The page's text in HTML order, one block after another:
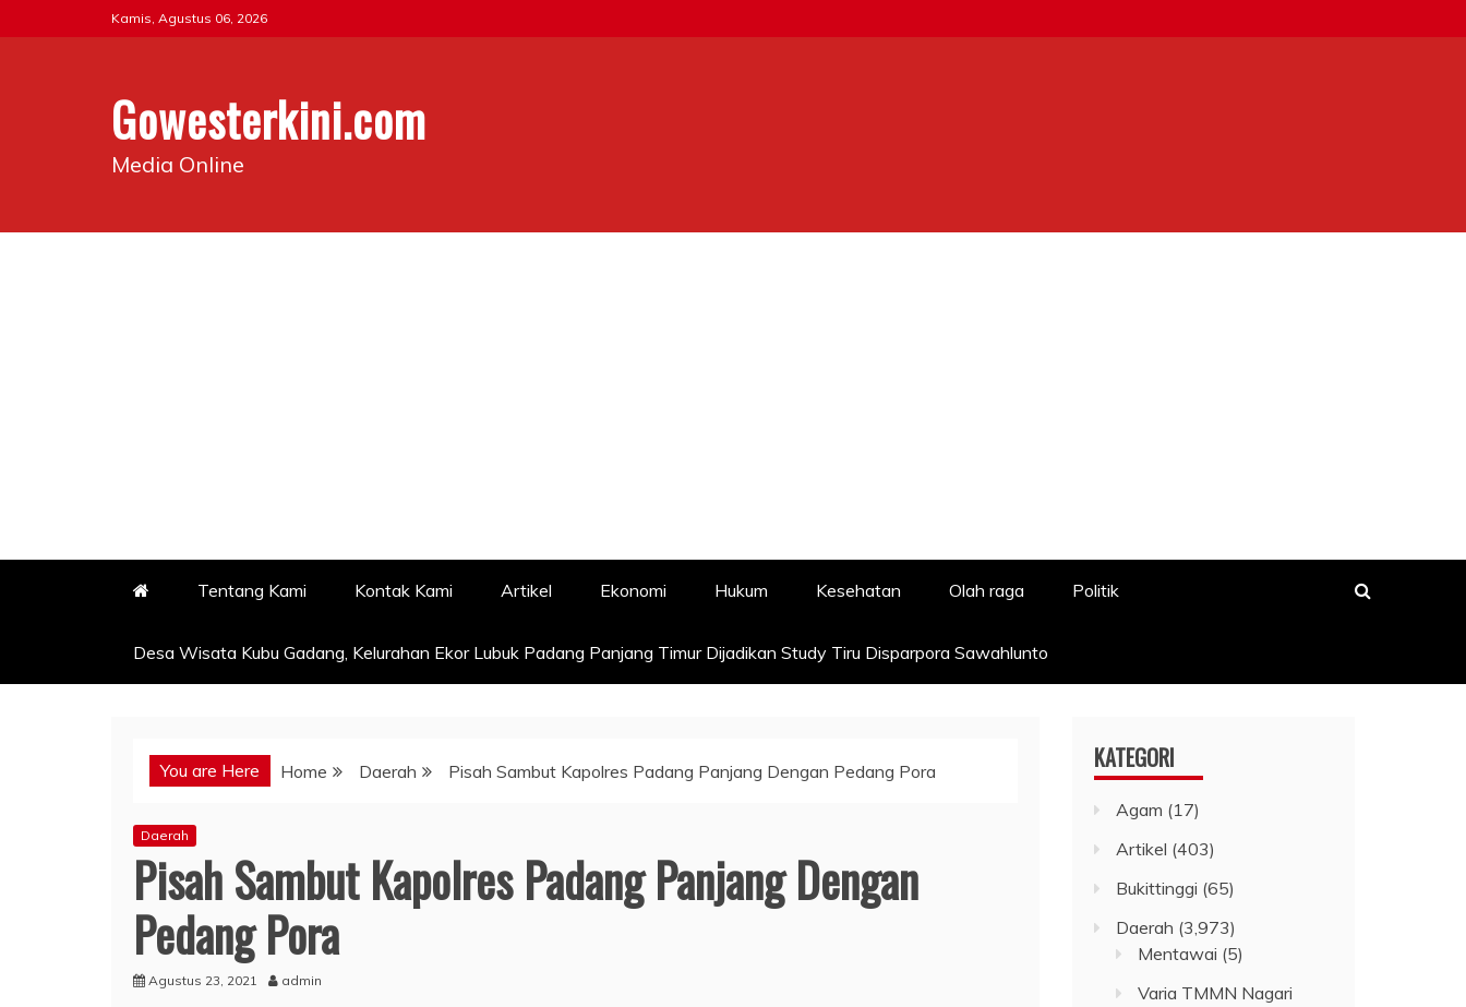
to
Kamis, Agustus 06, 2026
Gowesterkini.com
Media Online
Tentang Kami Kontak Kami Artikel Ekonomi Hukum Kesehatan Olah raga Politik
Desa Wisata Kubu Gadang, Kelurahan Ekor Lubuk Padang Panjang Timur Dijadikan Study Tiru Disparpora Sawahlunto
You are Here Home Daerah Pisah Sambut Kapolres Padang Panjang Dengan Pedang Pora
Daerah
Pisah Sambut Kapolres Padang Panjang Dengan
Pedang Pora
Agustus 23, 2021 admin
KATEGORI
Agam (17)
Artikel (403)
Bukittinggi (65)
Daerah (3,973)
Mentawai (5)
Varia TMMN Nagari